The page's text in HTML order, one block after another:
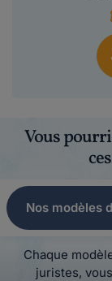
Vous
Nos modèles
Chaque
juristes,